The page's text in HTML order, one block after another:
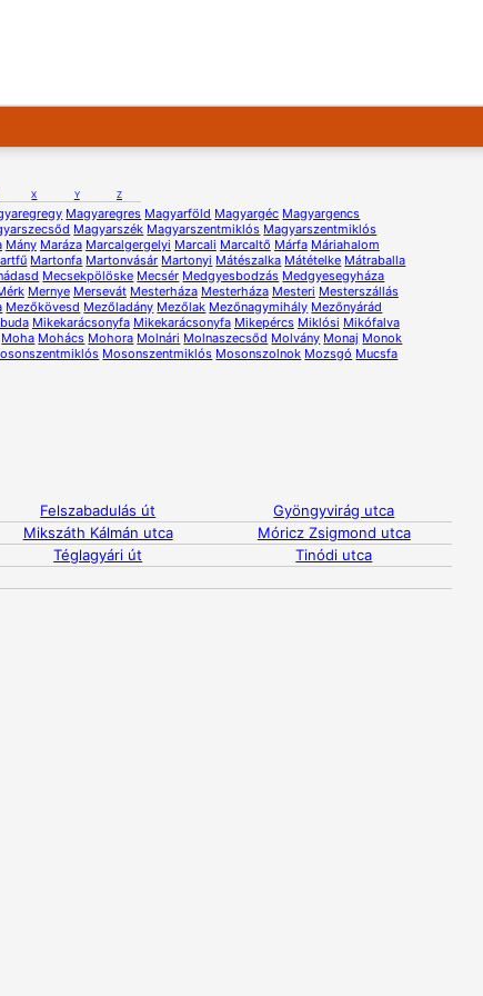
X Y Z
Magyaregres Magyarföld Magyargéc Magyargencs
Magyarszék Magyarszentmiklós Magyarszentmiklós
Mány Maráza Marcalgergelyi Marcali Marcaltő Márfa Máriahalom
Martonfa Martonvásár Martonyi Mátészalka Mátételke Mátraballa
Mecsekpölöske Mecsér Medgyesbodzás Medgyesegyháza
Mernye Mersevát Mesterháza Mesterháza Mesteri Mesterszállás
Mezőkövesd Mezőladány Mezőlak Mezőnagymihály Mezőnyárád
Mikekarácsonyfa Mikekarácsonyfa Mikepércs Miklósi Mikófalva
Moha Mohács Mohora Molnári Molnaszecsőd Molvány Monaj Monok
Mosonszentmiklós Mosonszolnok Mozsgó Mucsfa
Felszabadulás út
Gyöngyvirág utca
Mikszáth Kálmán utca
Móricz Zsigmond utca
Téglagyári út
Tinódi utca